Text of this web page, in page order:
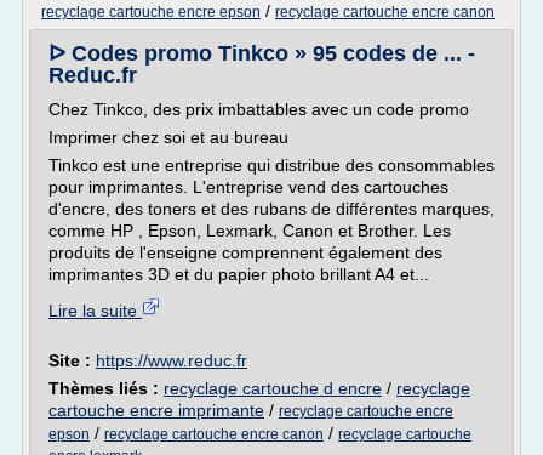
recyclage cartouche encre epson / recyclage cartouche encre canon
ᐅ Codes promo Tinkco » 95 codes de ... -
Reduc.fr
Chez Tinkco, des prix imbattables avec un code promo
Imprimer chez soi et au bureau
Tinkco est une entreprise qui distribue des consommables
pour imprimantes. L'entreprise vend des cartouches
d'encre, des toners et des rubans de différentes marques,
comme HP , Epson, Lexmark, Canon et Brother. Les
produits de l'enseigne comprennent également des
imprimantes 3D et du papier photo brillant A4 et...
Lire la suite
Site : https://www.reduc.fr
Thèmes liés : recyclage cartouche d encre / recyclage
cartouche encre imprimante / recyclage cartouche encre
epson / recyclage cartouche encre canon / recyclage cartouche